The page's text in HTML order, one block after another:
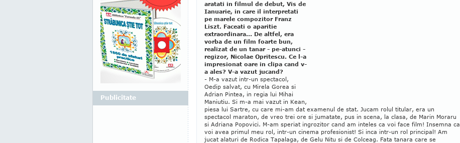
aratati in filmul de debut, Vis de
Ianuarie, in care il interpretati
pe marele compozitor Franz
Liszt. Faceati o aparitie
extraordinara... De altfel, era
vorba de un film foarte bun,
realizat de un tanar - pe-atunci -
regizor, Nicolae Opritescu. Ce l-a
impresionat oare in clipa cand v-
a ales? V-a vazut jucand?
- M-a vazut intr-un spectacol,
Oedip salvat, cu Mirela Gorea si
Adrian Pintea, in regia lui Mihai
Maniutiu. Si m-a mai vazut in Kean,
piesa lui Sartre, cu care mi-am dat examenul de stat. Jucam rolul titular, era un
spectacol maraton, de vreo trei ore si jumatate, pus in scena, la clasa, de Marin Moraru
si Adriana Popovici. M-am speriat ingrozitor cand am inteles ca voi face film! Insemna ca
voi avea primul meu rol, intr-un cinema profesionist! Si inca intr-un rol principal! Am
jucat alaturi de Rodica Tapalaga, de Gelu Nitu si de Colceag. Fata tanara care se
Publicitate